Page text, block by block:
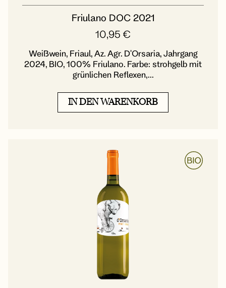
Friulano DOC 2021
10,95 €
Weißwein, Friaul, Az. Agr. D'Orsaria, Jahrgang
2024, BIO, 100% Friulano. Farbe: strohgelb mit
grünlichen Reflexen,...
IN DEN WARENKORB